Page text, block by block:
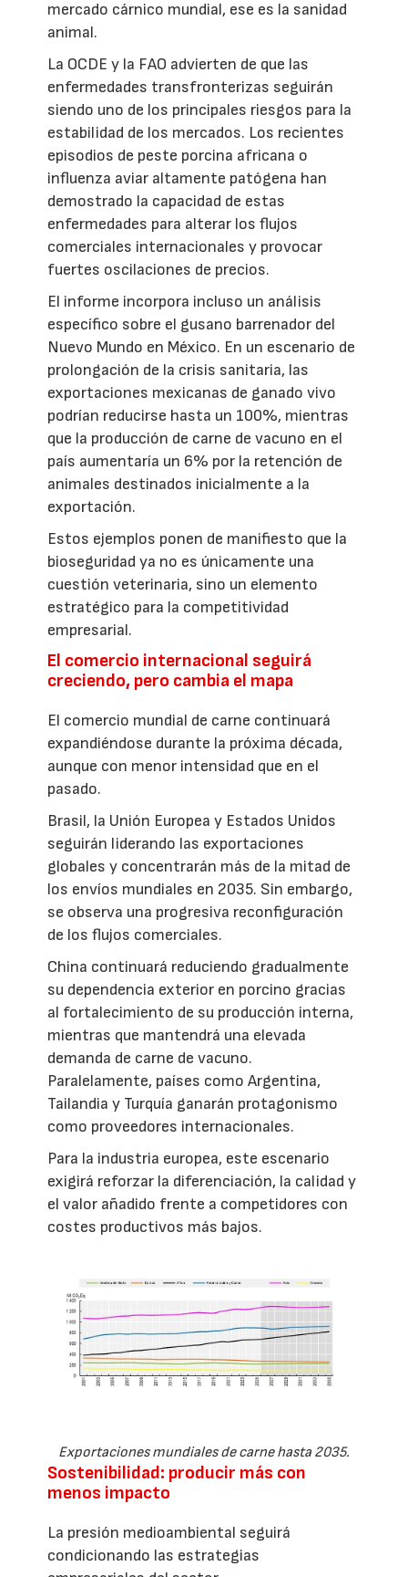
mercado cárnico mundial, ese es la sanidad
animal.
La OCDE y la FAO advierten de que las
enfermedades transfronterizas seguirán
siendo uno de los principales riesgos para la
estabilidad de los mercados. Los recientes
episodios de peste porcina africana o
influenza aviar altamente patógena han
demostrado la capacidad de estas
enfermedades para alterar los flujos
comerciales internacionales y provocar
fuertes oscilaciones de precios.
El informe incorpora incluso un análisis
específico sobre el gusano barrenador del
Nuevo Mundo en México. En un escenario de
prolongación de la crisis sanitaria, las
exportaciones mexicanas de ganado vivo
podrían reducirse hasta un 100%, mientras
que la producción de carne de vacuno en el
país aumentaría un 6% por la retención de
animales destinados inicialmente a la
exportación.
Estos ejemplos ponen de manifiesto que la
bioseguridad ya no es únicamente una
cuestión veterinaria, sino un elemento
estratégico para la competitividad
empresarial.
El comercio internacional seguirá
creciendo, pero cambia el mapa
El comercio mundial de carne continuará
expandiéndose durante la próxima década,
aunque con menor intensidad que en el
pasado.
Brasil, la Unión Europea y Estados Unidos
seguirán liderando las exportaciones
globales y concentrarán más de la mitad de
los envíos mundiales en 2035. Sin embargo,
se observa una progresiva reconfiguración
de los flujos comerciales.
China continuará reduciendo gradualmente
su dependencia exterior en porcino gracias
al fortalecimiento de su producción interna,
mientras que mantendrá una elevada
demanda de carne de vacuno.
Paralelamente, países como Argentina,
Tailandia y Turquía ganarán protagonismo
como proveedores internacionales.
Para la industria europea, este escenario
exigirá reforzar la diferenciación, la calidad y
el valor añadido frente a competidores con
costes productivos más bajos.
Exportaciones mundiales de carne hasta 2035.
Sostenibilidad: producir más con
menos impacto
La presión medioambiental seguirá
condicionando las estrategias